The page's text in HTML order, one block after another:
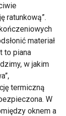
ratunkową”.
materiał
to piana
w jakim
termiczną
W
oknem a